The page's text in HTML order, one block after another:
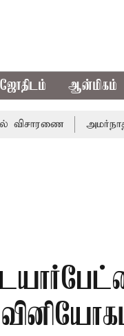
ஜோதிடம் ஆன்மிகம்
அமர்நாத்